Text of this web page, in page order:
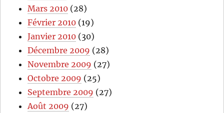
Mars 2010 (28)
Février 2010 (19)
Janvier 2010 (30)
Décembre 2009 (28)
Novembre 2009 (27)
Octobre 2009 (25)
Septembre 2009 (27)
Août 2009 (27)